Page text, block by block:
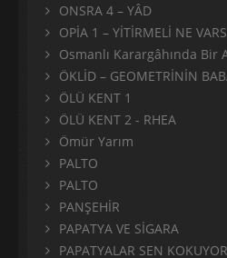
ONSRA 4 – YÂD
OPİA 1 – YİTİRMELİ NE
Osmanlı Karargâhında Bir
ÖKLİD – GEOMETRİNİN
ÖLÜ KENT 1
ÖLÜ KENT 2 - RHEA
Ömür Yarım
PALTO
PALTO
PANŞEHİR
PAPATYA VE SİGARA
PAPATYALAR SEN KOKUYOR